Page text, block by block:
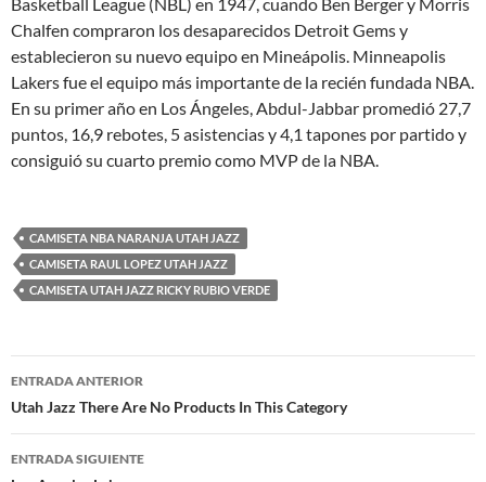
Chalfen compraron los desaparecidos Detroit Gems y
establecieron su nuevo equipo en Mineápolis. Minneapolis
Lakers fue el equipo más importante de la recién fundada NBA.
En su primer año en Los Ángeles, Abdul-Jabbar promedió 27,7
puntos, 16,9 rebotes, 5 asistencias y 4,1 tapones por partido y
consiguió su cuarto premio como MVP de la NBA.
CAMISETA NBA NARANJA UTAH JAZZ
CAMISETA RAUL LOPEZ UTAH JAZZ
CAMISETA UTAH JAZZ RICKY RUBIO VERDE
Navegación
de
entradas
ENTRADA ANTERIOR
Utah Jazz There Are No Products In This Category
ENTRADA SIGUIENTE